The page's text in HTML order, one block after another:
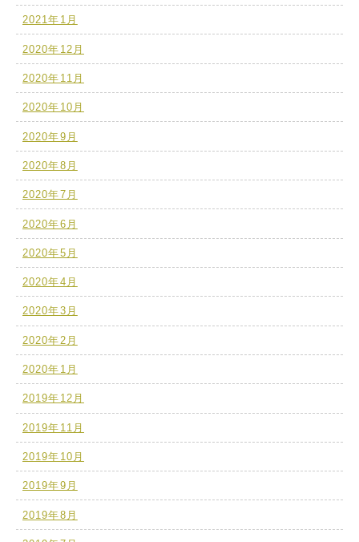
2021年1月
2020年12月
2020年11月
2020年10月
2020年9月
2020年8月
2020年7月
2020年6月
2020年5月
2020年4月
2020年3月
2020年2月
2020年1月
2019年12月
2019年11月
2019年10月
2019年9月
2019年8月